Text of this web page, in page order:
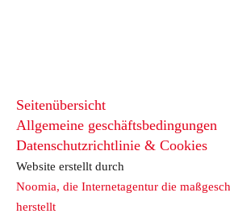
Seitenübersicht
Allgemeine geschäftsbedingungen
Datenschutzrichtlinie & Cookies
Website erstellt durch
Noomia, die Internetagentur die
herstellt